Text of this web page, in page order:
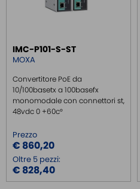
IMC-P101-S-ST
MOXA
Convertitore PoE da
10/100basetx a 100basefx
monomodale con connettori st,
48vdc 0 +60c°
Prezzo
€ 860,20
Oltre 5 pezzi:
€ 828,40